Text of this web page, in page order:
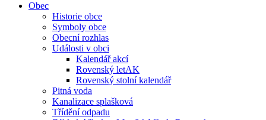
Obec
Historie obce
Symboly obce
Obecní rozhlas
Události v obci
Kalendář akcí
Rovenský letAK
Rovenský stolní kalendář
Pitná voda
Kanalizace splašková
Třídění odpadu